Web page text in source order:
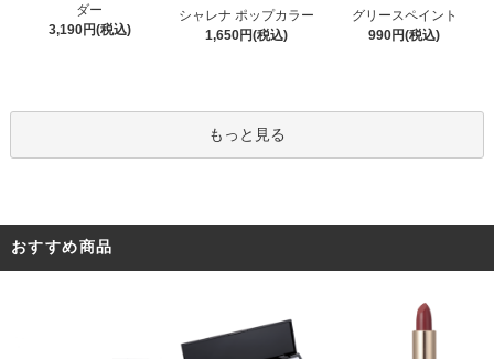
ダー
3,190円(税込)
シャレナ ポップカラー
1,650円(税込)
グリースペイント
990円(税込)
もっと見る
おすすめ商品